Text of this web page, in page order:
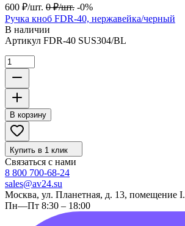
600 ₽/шт. 0 ₽/шт. -0%
Ручка кноб FDR-40, нержавейка/черный
В наличии
Артикул FDR-40 SUS304/BL
В корзину
Купить в 1 клик
Связаться с нами
8 800 700-68-24
sales@av24.su
Москва, ул. Планетная, д. 13, помещение I.
Пн—Пт 8:30 – 18:00